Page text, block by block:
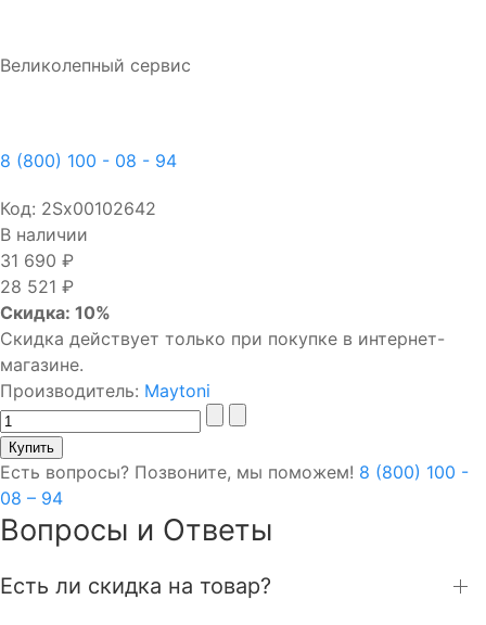
Великолепный сервис
8 (800) 100 - 08 - 94
Код: 2Sх00102642
В наличии
31 690 ₽
28 521 ₽
Скидка: 10%
Скидка действует только при покупке в интернет-
магазине.
Производитель: Maytoni
Есть вопросы? Позвоните, мы поможем! 8 (800) 100 -
08 – 94
Вопросы и Ответы
Есть ли скидка на товар?